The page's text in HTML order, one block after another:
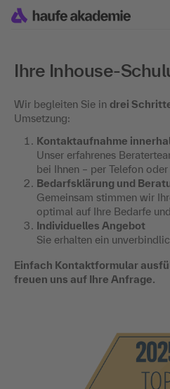
Ihre Inhouse-
Wir begleiten Sie in drei
Umsetzung:
Kontaktaufnahme
Unser erfahrenes
bei Ihnen – per Telefon
Bedarfsklärung und
Gemeinsam stimmen wir
optimal auf Ihre Bedarfe
Individuelles Angebot
Sie erhalten ein
Einfach Kontaktformular
freuen uns auf Ihre Anfrage.